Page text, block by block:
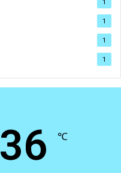
1
1
1
36 ℃